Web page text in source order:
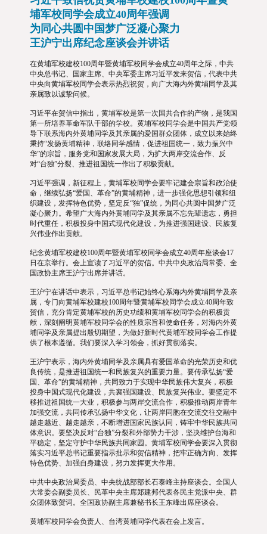
埔军校同学会成立40周年强调
为同心共圆中国梦广泛凝心聚力
王沪宁出席纪念座谈会并讲话
在黄埔军校建校100周年暨黄埔军校同学会成立40周年之际，中共
中央总书记、国家主席、中央军委主席习近平发来贺信，代表中共
中央向黄埔军校同学会表示热烈祝贺，向广大海内外黄埔同学及其
亲属致以诚挚问候。
习近平在贺信中指出，黄埔军校是第一次国共合作的产物，是我国
第一所培养革命军队干部的学校。黄埔军校同学会是中国共产党领
导下联系海内外黄埔同学及其亲属的爱国群众团体，成立以来始终
秉持“发扬黄埔精神，联络同学感情，促进祖国统一，致力振兴中
华”的宗旨，服务党和国家发展大局，为扩大两岸交流合作、反
对“台独”分裂、推进祖国统一作出了积极贡献。
习近平强调，新征程上，黄埔军校同学会要牢记建会宗旨和政治使
命，继续弘扬“爱国、革命”的黄埔精神，进一步强化思想引领和组
织建设，发挥特色优势，坚定反“独”促统，为同心共圆中国梦广泛
凝心聚力。希望广大海内外黄埔同学及其亲属不忘先辈遗志，勇担
时代重任，积极投身中国式现代化建设，为推进强国建设、民族复
兴伟业作出贡献。
纪念黄埔军校建校100周年暨黄埔军校同学会成立40周年座谈会17
日在京举行。会上宣读了习近平的贺信。中共中央政治局常委、全
国政协主席王沪宁出席并讲话。
王沪宁在讲话中表示，习近平总书记始终心系海内外黄埔同学及亲
属，专门向黄埔军校建校100周年暨黄埔军校同学会成立40周年致
贺信，充分肯定黄埔军校的历史功绩和黄埔军校同学会的积极贡
献，深刻阐明黄埔军校同学会的性质宗旨和使命任务，对海内外黄
埔同学及亲属提出殷切期望，为做好新时代黄埔军校同学会工作提
供了根本遵循。我们要深入学习领会，抓好贯彻落实。
王沪宁表示，海内外黄埔同学及亲属具有爱国革命的光荣历史和优
良传统，是推进祖国统一和民族复兴的重要力量。要传承弘扬“爱
国、革命”的黄埔精神，共同致力于实现中华民族伟大复兴，积极
投身中国式现代化建设，共襄强国建设、民族复兴伟业。要坚定不
移推进祖国统一大业，积极参与两岸交流合作，积极推动两岸青年
加强交流，共同传承弘扬中华文化，让两岸同胞在交流交往交融中
越走越近、越走越亲，不断增进国家民族认同，铸牢中华民族共同
体意识。要坚决反对“台独”分裂和外部势力干涉，坚决维护台海和
平稳定，坚定守护中华民族共同家园。黄埔军校同学会要深入贯彻
落实习近平总书记重要指示批示和贺信精神，把牢正确方向、发挥
特色优势、加强自身建设，努力发挥更大作用。
中共中央政治局委员、中央统战部部长石泰峰主持座谈会。全国人
大常委会副委员长、民革中央主席郑建邦代表各民主党派中央、群
众团体致贺词。全国政协副主席兼秘书长王东峰出席座谈会。
黄埔军校同学会负责人、台湾黄埔同学代表在会上发言。